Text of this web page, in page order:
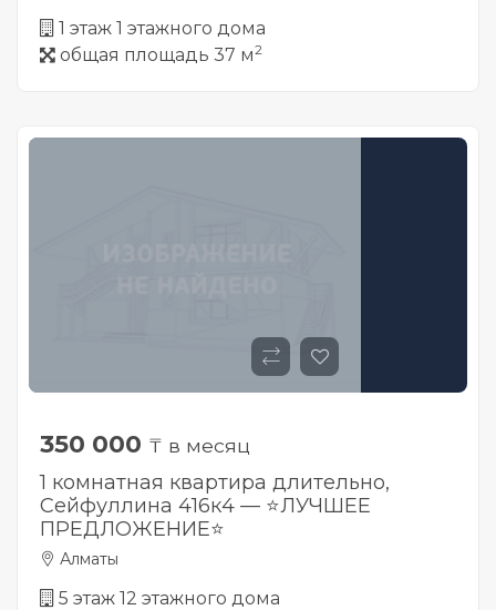
1 этаж 1 этажного дома
общая площадь 37 м2
350 000 ₸ в месяц
1 комнатная квартира длительно,
Сейфуллина 416к4 — ⭐️ЛУЧШЕЕ
ПРЕДЛОЖЕНИЕ⭐️
Алматы
5 этаж 12 этажного дома